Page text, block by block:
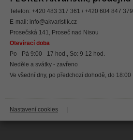
Telefon: +420 483 317 361 / +420 604 847 379
E-mail: info@akvaristik.cz
Prosečská 141, Proseč nad Nisou
Otevírací doba
Po - Pá 9:00 - 17 hod., So: 9-12 hod.
Neděle a svátky - zavřeno
Ve všední dny, po předchozí dohodě, do 18:00
Nastavení cookies